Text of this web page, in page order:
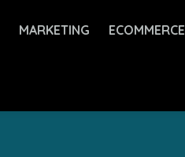
MARKETING ECOMMERCE